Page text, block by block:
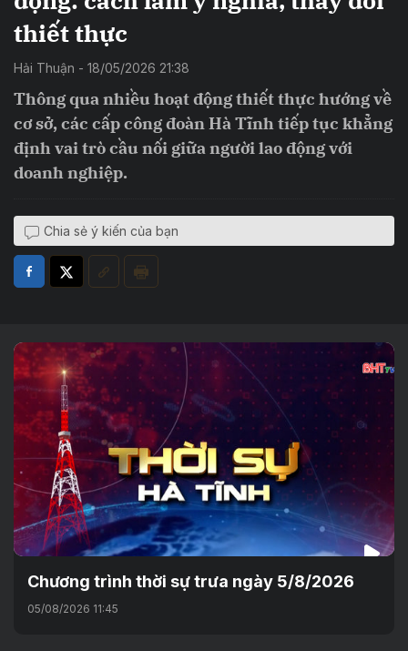
thiết thực
Hải Thuận - 18/05/2026 21:38
Thông qua nhiều hoạt động thiết thực hướng về
cơ sở, các cấp công đoàn Hà Tĩnh tiếp tục khẳng
định vai trò cầu nối giữa người lao động với
doanh nghiệp.
Chia sẻ ý kiến của bạn
Chương trình thời sự trưa ngày 5/8/2026
05/08/2026 11:45